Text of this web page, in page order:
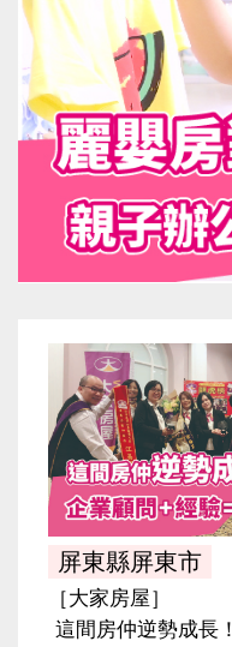
屏東縣屏東市
［大家房屋］
這間房仲逆勢成長